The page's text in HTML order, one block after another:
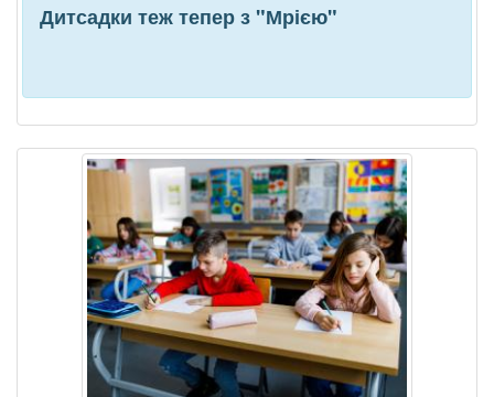
Дитсадки теж тепер з "Мрією"